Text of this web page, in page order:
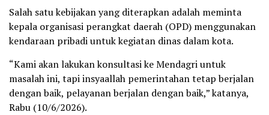
Salah satu kebijakan yang diterapkan adalah meminta
kepala organisasi perangkat daerah (OPD) menggunakan
kendaraan pribadi untuk kegiatan dinas dalam kota.
“Kami akan lakukan konsultasi ke Mendagri untuk
masalah ini, tapi insyaallah pemerintahan tetap berjalan
dengan baik, pelayanan berjalan dengan baik,” katanya,
Rabu (10/6/2026).